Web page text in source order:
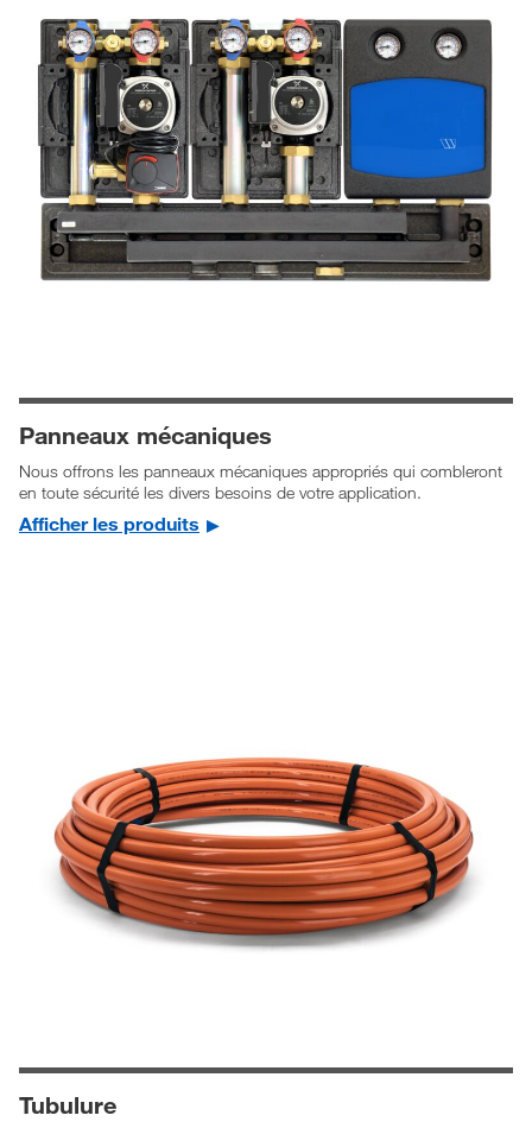
Panneaux mécaniques
Nous offrons les panneaux mécaniques appropriés qui combleront
en toute sécurité les divers besoins de votre application.
Afficher les produits
Tubulure